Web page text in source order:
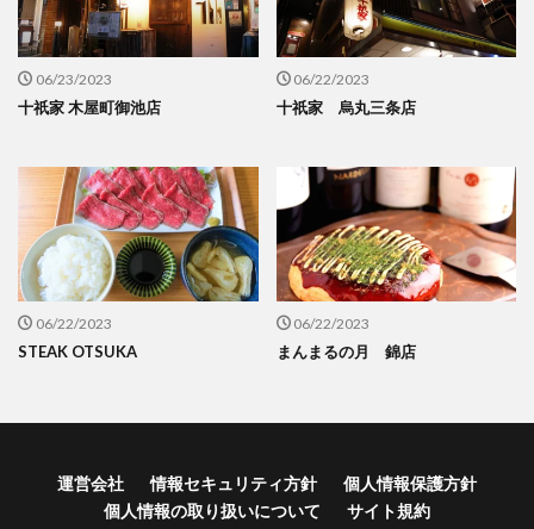
06/23/2023
十祇家 木屋町御池店
06/22/2023
十祇家 烏丸三条店
06/22/2023
STEAK OTSUKA
06/22/2023
まんまるの月 錦店
運営会社 情報セキュリティ方針
個人情報保護方針
個人情報の取り扱いについて
サイト規約